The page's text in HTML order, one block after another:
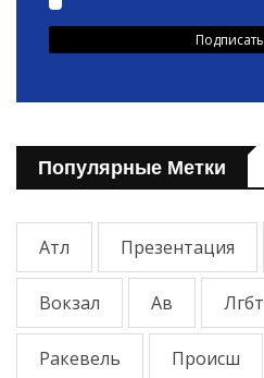
Популярные Метки
Атл Презентация
Вокзал Ав Лгбт
Ракевель Происш